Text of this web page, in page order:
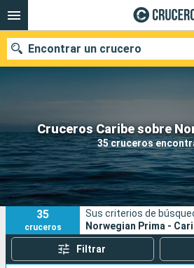
Cruceros Caribe sobre
35 cruceros
Encontrar un crucero
Nuestros destinos
Fecha de salida
Puertos
35
cruceros
Sus criterios de
Norwegian Prima -
Filtrar